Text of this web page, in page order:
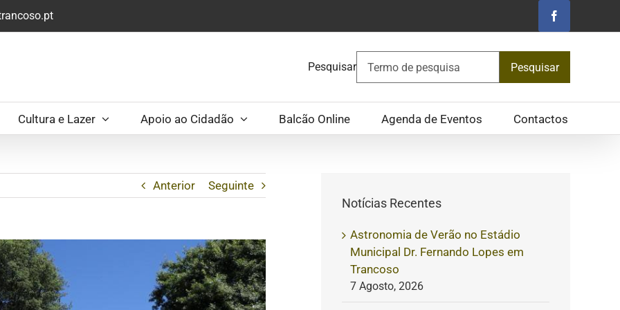
Facebook
Pesquisar Pesquisar
Cultura e Lazer Apoio ao Cidadão Balcão Online Agenda de Eventos Contactos
Anterior Seguinte
Notícias Recentes
Astronomia de Verão no Estádio
Municipal Dr. Fernando Lopes em
Trancoso
7 Agosto, 2026